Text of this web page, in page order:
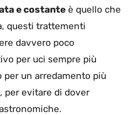
e costante è quello che
questi trattementi
davvero poco
per uci sempre più
per un arredamento più
per evitare di dover